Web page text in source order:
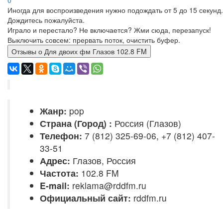
Иногда для воспроизведения нужно подождать от 5 до 15 секунд.
Дождитесь пожалуйста.
Играло и перестало? Не включается? Жми сюда, перезапуск!
Выключить совсем: прервать поток, очистить буфер.
Отзывы о Для двоих фм Глазов 102.8 FM
Жанр: pop
Страна (Город) : Россия (Глазов)
Телефон: 7 (812) 325-69-06, +7 (812) 407-
33-51
Адрес: Глазов, Россия
Частота: 102.8 FM
E-mail: reklama@rddfm.ru
Официальный сайт: rddfm.ru